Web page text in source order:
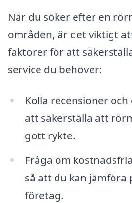
När du söker efter en
områden, är det viktigt
faktorer för att
service du behöver:
Kolla recensioner
att säkerställa att
gott rykte.
Fråga om
så att du kan jämföra
företag.